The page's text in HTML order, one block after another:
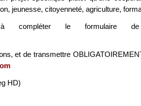
jeunesse, citoyenneté, agriculture,
compléter le formulaire
et de transmettre
HD)